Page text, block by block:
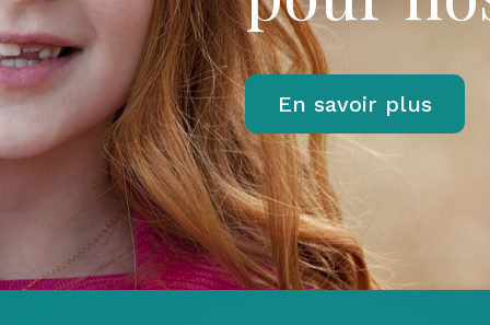
En savoir plus